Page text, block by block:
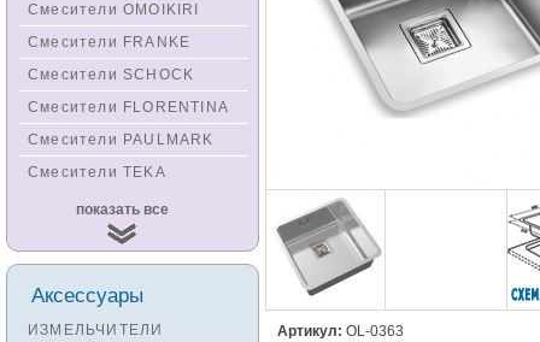
Артикул: OL-0363
Смесители OMOIKIRI
Смесители FRANKE
Смесители SCHOCK
Смесители FLORENTINA
Смесители PAULMARK
Смесители TEKA
Смесители
KUCHENSTERN
Смесители ZORG
Смесители KANTERA
показать все
Аксессуары
ИЗМЕЛЬЧИТЕЛИ